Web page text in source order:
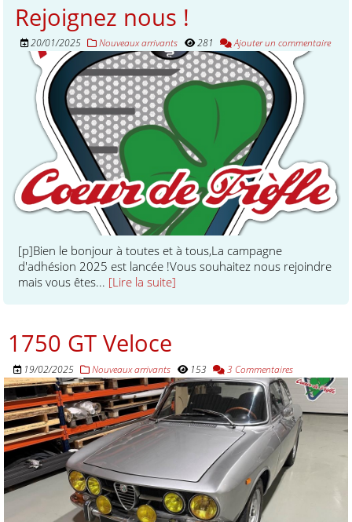
Rejoignez nous !
20/01/2025 Nouveaux arrivants 281 Ajouter un commentaire
[p]Bien le bonjour à toutes et à tous,La campagne
d'adhésion 2025 est lancée !Vous souhaitez nous rejoindre
mais vous êtes... [Lire la suite]
1750 GT Veloce
19/02/2025 Nouveaux arrivants 153 3 Commentaires